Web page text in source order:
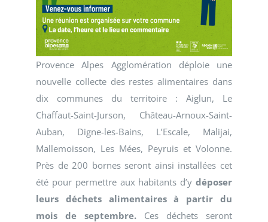
Provence Alpes Agglomération déploie une
nouvelle collecte des restes alimentaires dans
dix communes du territoire : Aiglun, Le
Chaffaut-Saint-Jurson, Château-Arnoux-Saint-
Auban, Digne-les-Bains, L’Escale, Malijai,
Mallemoisson, Les Mées, Peyruis et Volonne.
Près de 200 bornes seront ainsi installées cet
été pour permettre aux habitants d’y déposer
leurs déchets alimentaires à partir du
mois de septembre. Ces déchets seront